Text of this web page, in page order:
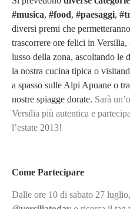
#musica, #food, #paesaggi,
diversi premi che
trascorrere ore felici in
lusso della zona, ascoltando le
la nostra cucina tipica o
a spasso sulle Alpi Apuane o
nostre spiagge dorate. Sarà
Versilia più autentica e
l’estate 2013!
Come Partecipare
Dalle ore 10 di sabato 27